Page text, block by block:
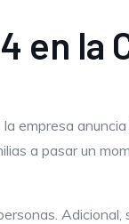
en la
empresa
a pasar un
Adicional,